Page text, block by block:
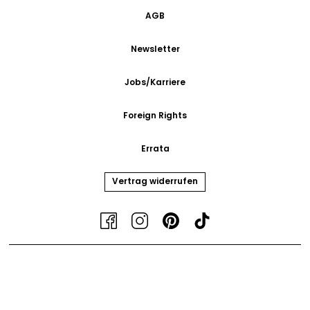
AGB
Newsletter
Jobs/Karriere
Foreign Rights
Errata
Vertrag widerrufen